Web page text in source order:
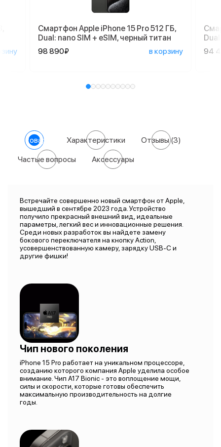
Смартфон Apple iPhone 15 Pro 512 ГБ,
Dual: nano SIM + eSIM, черный титан
98 890₽
в корзину
94
О товаре Характеристики Отзывы(3)
Частые вопросы Аксессуары
Встречайте совершенно новый смартфон от Apple,
вышедший в сентябре 2023 года. Устройство
получило прекрасный внешний вид, идеальные
параметры, легкий вес и инновационные решения.
Среди новых разработок вы найдете замену
бокового переключателя на кнопку Action,
усовершенствованную камеру, зарядку USB-C и
другие фишки!
Чип нового поколения
iPhone 15 Pro работает на уникальном процессоре,
созданию которого компания Apple уделила особое
внимание. Чип A17 Bionic - это воплощение мощи,
силы и скорости, которые готовы обеспечить
максимальную производительность на долгие
годы.